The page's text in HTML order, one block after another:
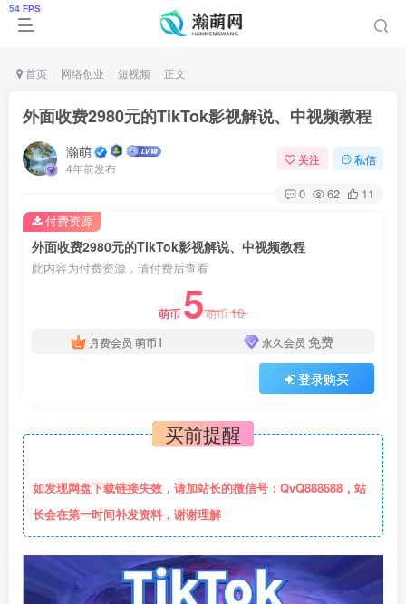
首页 网络创业 短视频 正文
外面收费2980元的TikTok影视解说、中视频教程
瀚萌
4年前发布
关注 私信
0 62 11
外面收费2980元的TikTok影视解说、中视频教程
此内容为付费资源，请付费后查看
萌币 5萌币10
月费会员 萌币1 永久会员 免费
登录购买
付费资源
买前提醒
如发现网盘下载链接失效，请加站长的微信号：QvQ888688，站
长会在第一时间补发资料，谢谢理解